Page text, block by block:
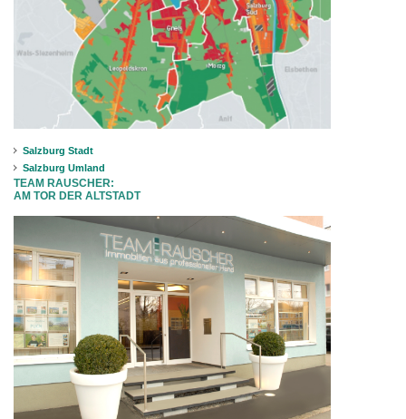
Salzburg Stadt
Salzburg Umland
TEAM RAUSCHER:
AM TOR DER ALTSTADT